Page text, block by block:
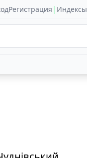
Регистрация | Индексы